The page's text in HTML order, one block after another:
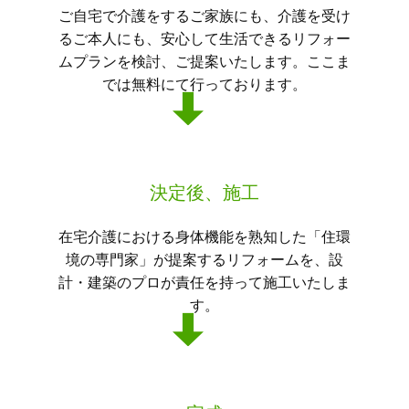
ご自宅で介護をするご家族にも、介護を受け
るご本人にも、安心して生活できるリフォー
ムプランを検討、ご提案いたします。ここま
では無料にて行っております。
決定後、施工
在宅介護における身体機能を熟知した「住環
境の専門家」が提案するリフォームを、設
計・建築のプロが責任を持って施工いたしま
す。